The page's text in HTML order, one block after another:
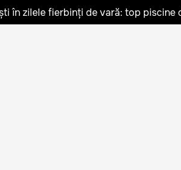
în zilele fierbinți de vară: top piscine